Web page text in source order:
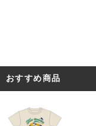
おすすめ商品